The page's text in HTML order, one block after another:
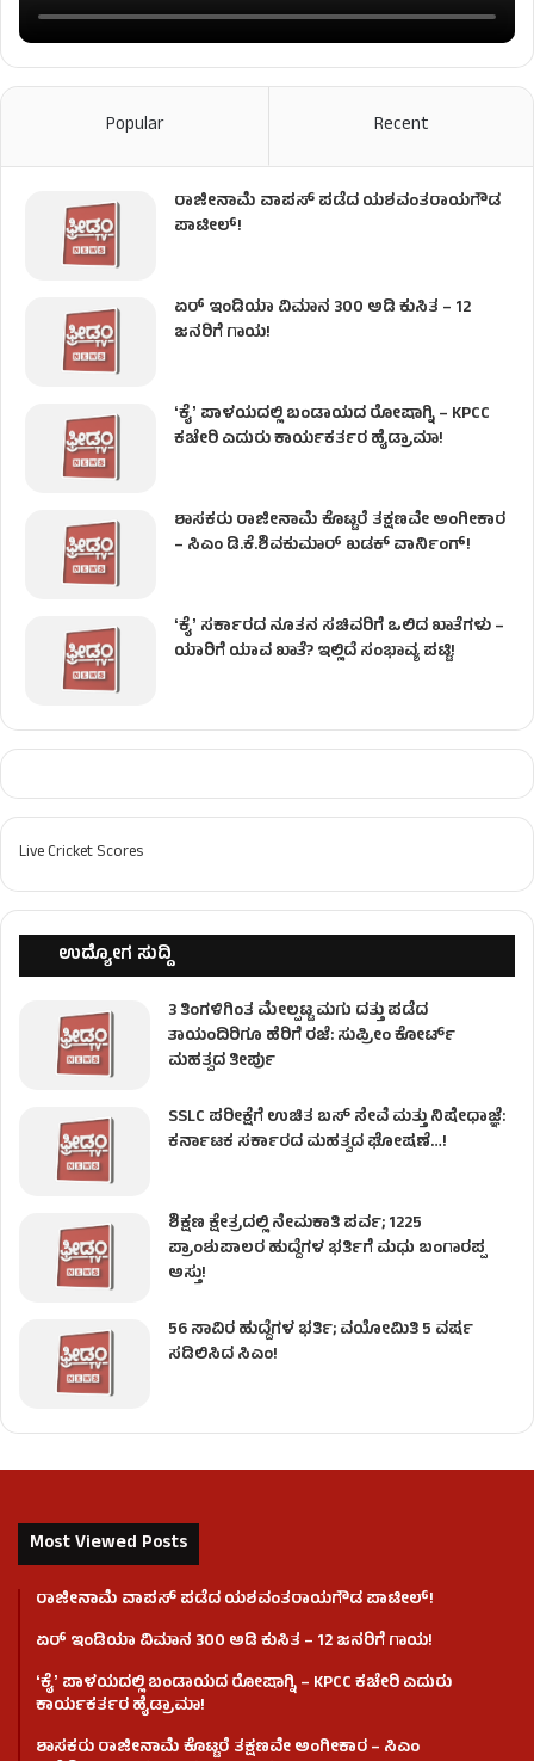
Popular Recent
ರಾಜೀನಾಮೆ ವಾಪಸ್ ಪಡೆದ ಯಶವಂತರಾಯಗೌಡ
ಪಾಟೀಲ್‌!
ಏರ್ ಇಂಡಿಯಾ ವಿಮಾನ 300 ಅಡಿ ಕುಸಿತ – 12
ಜನರಿಗೆ ಗಾಯ!
ʻಕೈʼ​ ಪಾಳಯದಲ್ಲಿ ಬಂಡಾಯದ ರೋಷಾಗ್ನಿ – KPCC
ಕಚೇರಿ ಎದುರು ಕಾರ್ಯಕರ್ತರ ಹೈಡ್ರಾಮಾ!
ಶಾಸಕರು ರಾಜೀನಾಮೆ ಕೊಟ್ಟರೆ ತಕ್ಷಣವೇ ಅಂಗೀಕಾರ
– ಸಿಎಂ ಡಿ.ಕೆ.ಶಿವಕುಮಾರ್ ಖಡಕ್ ವಾರ್ನಿಂಗ್!
ʻಕೈʼ ಸರ್ಕಾರದ ನೂತನ ಸಚಿವರಿಗೆ ಒಲಿದ ಖಾತೆಗಳು –
ಯಾರಿಗೆ ಯಾವ ಖಾತೆ? ಇಲ್ಲಿದೆ ಸಂಭಾವ್ಯ ಪಟ್ಟಿ!
Live Cricket Scores
ಉದ್ಯೋಗ ಸುದ್ದಿ
3 ತಿಂಗಳಿಗಿಂತ ಮೇಲ್ಪಟ್ಟ ಮಗು ದತ್ತು ಪಡೆದ
ತಾಯಂದಿರಿಗೂ ಹೆರಿಗೆ ರಜೆ: ಸುಪ್ರೀಂ ಕೋರ್ಟ್
ಮಹತ್ವದ ತೀರ್ಪು
SSLC ಪರೀಕ್ಷೆಗೆ ಉಚಿತ ಬಸ್ ಸೇವೆ ಮತ್ತು ನಿಷೇಧಾಜ್ಞೆ:
ಕರ್ನಾಟಕ ಸರ್ಕಾರದ ಮಹತ್ವದ ಘೋಷಣೆ…!
ಶಿಕ್ಷಣ ಕ್ಷೇತ್ರದಲ್ಲಿ ನೇಮಕಾತಿ ಪರ್ವ; 1225
ಪ್ರಾಂಶುಪಾಲರ ಹುದ್ದೆಗಳ ಭರ್ತಿಗೆ ಮಧು ಬಂಗಾರಪ್ಪ
ಅಸ್ತು!
56 ಸಾವಿರ ಹುದ್ದೆಗಳ ಭರ್ತಿ; ವಯೋಮಿತಿ 5 ವರ್ಷ
ಸಡಿಲಿಸಿದ ಸಿಎಂ!
Most Viewed Posts
ರಾಜೀನಾಮೆ ವಾಪಸ್ ಪಡೆದ ಯಶವಂತರಾಯಗೌಡ ಪಾಟೀಲ್‌!
ಏರ್ ಇಂಡಿಯಾ ವಿಮಾನ 300 ಅಡಿ ಕುಸಿತ – 12 ಜನರಿಗೆ ಗಾಯ!
ʻಕೈʼ​ ಪಾಳಯದಲ್ಲಿ ಬಂಡಾಯದ ರೋಷಾಗ್ನಿ – KPCC ಕಚೇರಿ ಎದುರು
ಕಾರ್ಯಕರ್ತರ ಹೈಡ್ರಾಮಾ!
ಶಾಸಕರು ರಾಜೀನಾಮೆ ಕೊಟ್ಟರೆ ತಕ್ಷಣವೇ ಅಂಗೀಕಾರ – ಸಿಎಂ